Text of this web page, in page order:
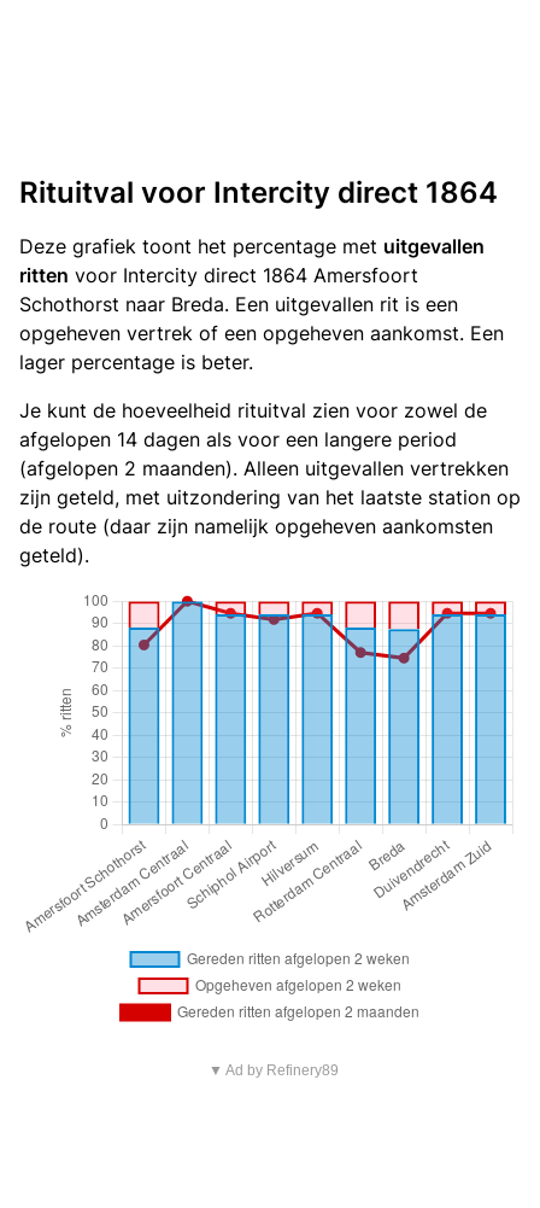
Rituitval voor Intercity direct 1864
Deze grafiek toont het percentage met uitgevallen
ritten voor Intercity direct 1864 Amersfoort
Schothorst naar Breda. Een uitgevallen rit is een
opgeheven vertrek of een opgeheven aankomst. Een
lager percentage is beter.
Je kunt de hoeveelheid rituitval zien voor zowel de
afgelopen 14 dagen als voor een langere period
(afgelopen 2 maanden). Alleen uitgevallen vertrekken
zijn geteld, met uitzondering van het laatste station op
de route (daar zijn namelijk opgeheven aankomsten
geteld).
▼ Ad by Refinery89